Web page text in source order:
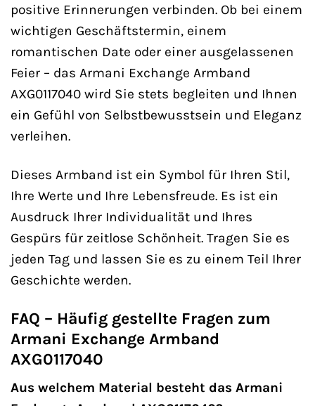
positive Erinnerungen verbinden. Ob bei einem
wichtigen Geschäftstermin, einem
romantischen Date oder einer ausgelassenen
Feier – das Armani Exchange Armband
AXG0117040 wird Sie stets begleiten und Ihnen
ein Gefühl von Selbstbewusstsein und Eleganz
verleihen.
Dieses Armband ist ein Symbol für Ihren Stil,
Ihre Werte und Ihre Lebensfreude. Es ist ein
Ausdruck Ihrer Individualität und Ihres
Gespürs für zeitlose Schönheit. Tragen Sie es
jeden Tag und lassen Sie es zu einem Teil Ihrer
Geschichte werden.
FAQ – Häufig gestellte Fragen zum
Armani Exchange Armband
AXG0117040
Aus welchem Material besteht das Armani